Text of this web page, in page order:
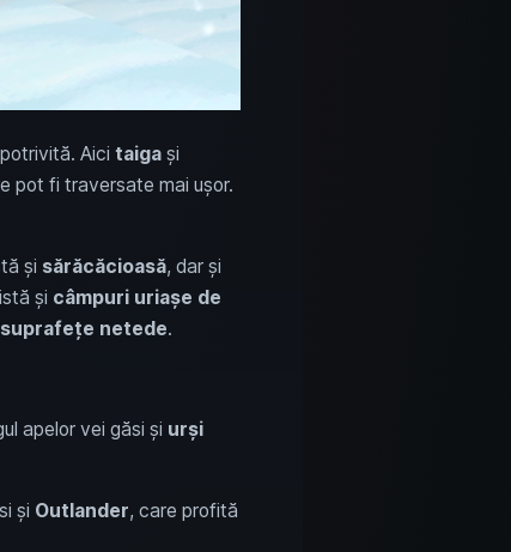
Aici taigași
pot fi traversate mai ușor.
și sărăcăcioasă, dar și
și câmpuri uriașe de
suprafețe netede.
apelor vei găsi și urși
și Outlander, care profită